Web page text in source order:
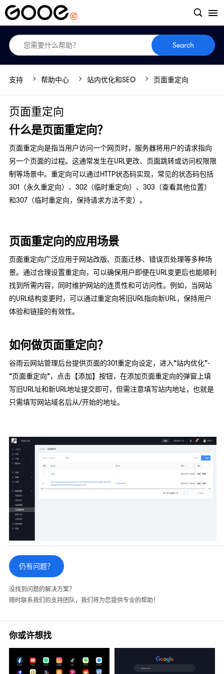
Search
支持 帮助中心 站内优化和SEO 页面重定向
页面重定向
什么是页面重定向？
页面重定向‌是指当用户访问一个网页时，服务器将用户的请求指向
另一个页面的过程。这通常发生在URL更改、页面跳转或访问权限限
制等场景中。重定向可以通过HTTP状态码实现，常见的状态码包括
301（永久重定向）、302（临时重定向）、303（查看其他位置）
和307（临时重定向，保持请求方法不变）。‌
页面重定向的应用场景
页面重定向广泛应用于网站改版、页面迁移、错误页处理等多种场
景。通过合理设置重定向，可以确保用户即便在URL变更后也能顺利
找到所需内容，同时维护网站的连贯性和可访问性。例如，当网站
的URL结构变更时，可以通过重定向将旧URL指向新URL，保持用户
体验和链接的有效性。
如何做页面重定向？
谷雨云网站管理后台提供页面的301重定向设定，进入“站内优化”-
“页面重定向”，点击【添加】按钮，在添加页面重定向的弹窗上填
写旧URL址和新URL地址提交即可，但需注意填写站内地址，也就是
只需填写网站域名后从/开始的地址。
仍有问题？
没找到问题的解决方案？
随时联系我们的支持团队，我们将为您提供专业的帮助！
你或许想找